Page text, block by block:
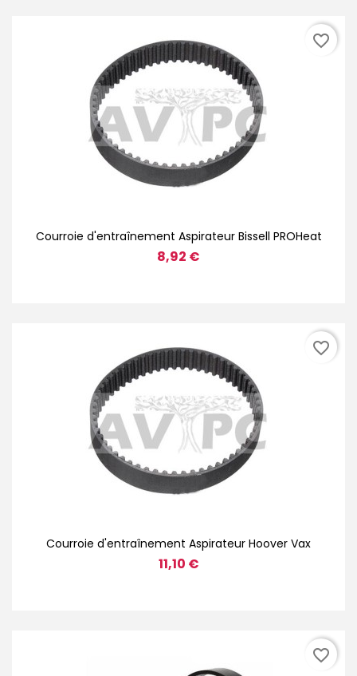
Courroie d'entraînement Aspirateur Bissell PROHeat
8,92 €
favorite_border
Courroie d'entraînement Aspirateur Hoover Vax
11,10 €
favorite_border
favorite_border